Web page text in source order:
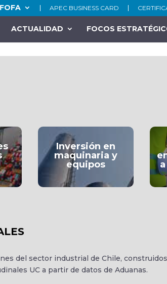
APEC BUSINESS CARD
ACTUALIDAD FOCOS
Inversión en
maquinaria y
equipos
del sector industrial de Chile,
UC a partir de datos de Aduanas.